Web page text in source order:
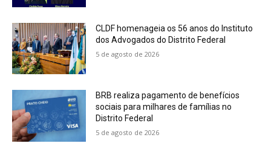
CLDF homenageia os 56 anos do Instituto
dos Advogados do Distrito Federal
5 de agosto de 2026
BRB realiza pagamento de benefícios
sociais para milhares de famílias no
Distrito Federal
5 de agosto de 2026